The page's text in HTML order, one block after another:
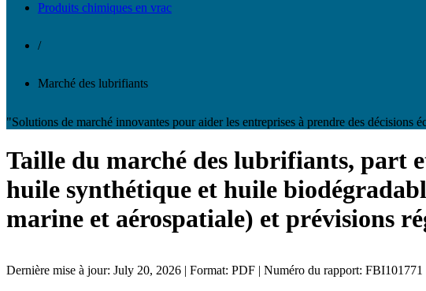
Produits chimiques en vrac
/
Marché des lubrifiants
"Solutions de marché innovantes pour aider les entreprises à prendre des décisions
Taille du marché des lubrifiants, part
huile synthétique et huile
marine et aérospatiale) et prévisions
Dernière mise à jour: July 20, 2026 | Format: PDF | Numéro du rapport: FBI101771